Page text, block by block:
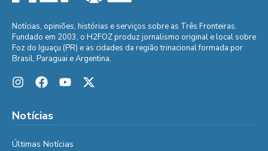
Notícias, opiniões, histórias e serviços sobre as Três Fronteiras.
Fundado em 2003, o H2FOZ produz jornalismo original e local sobre
Foz do Iguaçu (PR) e as cidades da região trinacional formada por
Brasil, Paraguai e Argentina.
Notícias
Últimas Notícias